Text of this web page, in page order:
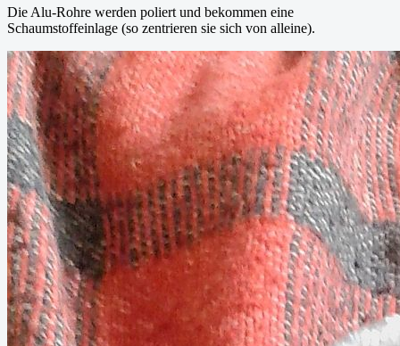
Die Alu-Rohre werden poliert und bekommen eine
Schaumstoffeinlage (so zentrieren sie sich von alleine).